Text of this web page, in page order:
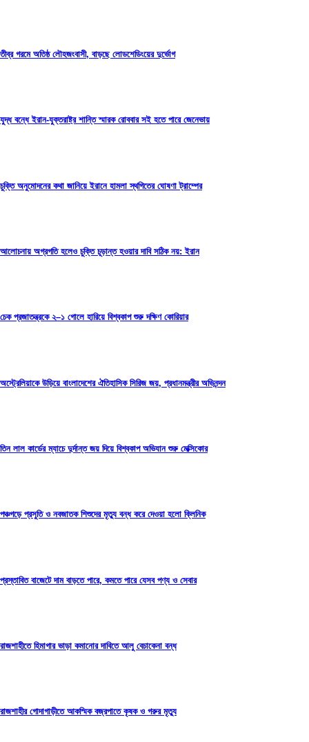
তীব্র গরমে অতিষ্ঠ লৌহজংবাসী, বাড়ছে লোডশেডিংয়ের দুর্ভোগ
যুদ্ধ বন্ধে ইরান-যুক্তরাষ্ট্র শান্তি স্মারক রোববার সই হতে পারে জেনেভায়
চুক্তি অনুমোদনের কথা জানিয়ে ইরানে হামলা স্থগিতের ঘোষণা ট্রাম্পের
আলোচনায় অগ্রগতি হলেও চুক্তি চূড়ান্ত হওয়ার দাবি সঠিক নয়: ইরান
চেক প্রজাতন্ত্রকে ২–১ গোলে হারিয়ে বিশ্বকাপ শুরু দক্ষিণ কোরিয়ার
অস্ট্রেলিয়াকে উড়িয়ে বাংলাদেশের ঐতিহাসিক সিরিজ জয়, প্রধানমন্ত্রীর অভিনন্দন
তিন লাল কার্ডের ম্যাচে দুর্দান্ত জয় দিয়ে বিশ্বকাপ অভিযান শুরু মেক্সিকোর
পঞ্চগড়ে প্রসুতি ও নবজাতক শিশুদের মৃত্যু বন্ধ করে দেওয়া হলো ক্লিনিক
প্রস্তাবিত বাজেটে দাম বাড়তে পারে, কমতে পারে যেসব পণ্য ও সেবার
রাজশাহীতে হিমাগার ভাড়া কমানোর দাবিতে আলু বেচাকেনা বন্ধ
রাজশাহীর গোদাগাড়ীতে আকস্মিক বজ্রপাতে কৃষক ও গরুর মৃত্যু